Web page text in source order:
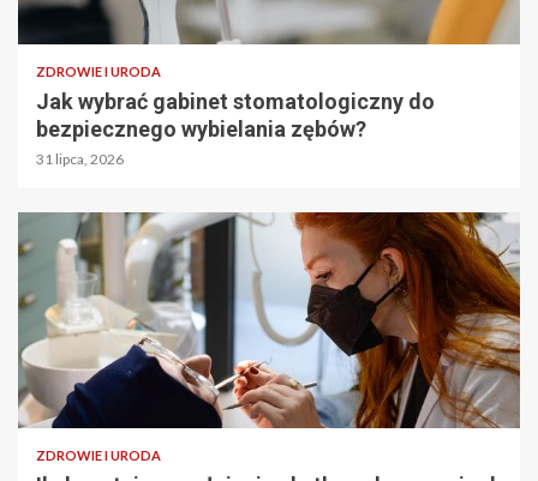
ZDROWIE I URODA
Jak wybrać gabinet stomatologiczny do
bezpiecznego wybielania zębów?
31 lipca, 2026
ZDROWIE I URODA